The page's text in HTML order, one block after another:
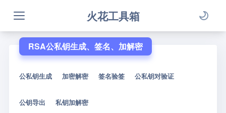
火花工具箱
RSA公私钥生成、签名、加解密
公私钥生成 加密解密 签名验签 公私钥对验证
公钥导出 私钥加解密